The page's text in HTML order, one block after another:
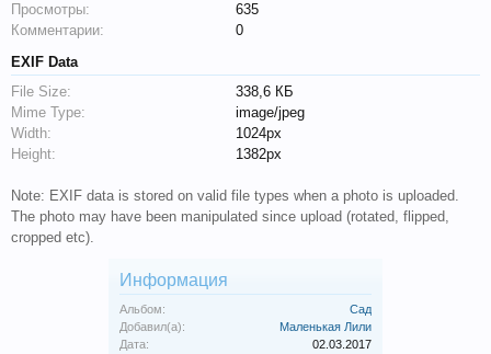
Просмотры:
635
Комментарии:
0
EXIF Data
File Size:
338,6 КБ
Mime Type:
image/jpeg
Width:
1024px
Height:
1382px
Note: EXIF data is stored on valid file types when a photo is uploaded.
The photo may have been manipulated since upload (rotated, flipped,
cropped etc).
Информация
Альбом:
Сад
Добавил(а):
Маленькая Лили
Дата:
02.03.2017